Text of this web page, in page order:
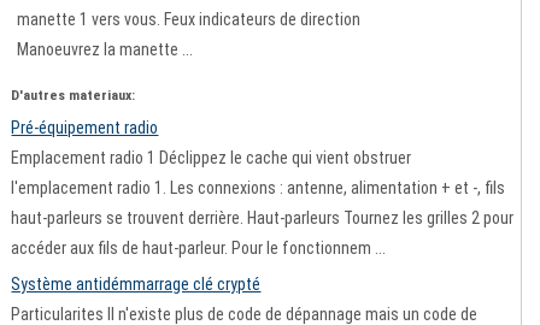
manette 1 vers vous. Feux indicateurs de direction
Manoeuvrez la manette ...
D'autres materiaux:
Pré-équipement radio
Emplacement radio 1 Déclippez le cache qui vient obstruer
l'emplacement radio 1. Les connexions : antenne, alimentation + et -, fils
haut-parleurs se trouvent derrière. Haut-parleurs Tournez les grilles 2 pour
accéder aux fils de haut-parleur. Pour le fonctionnem ...
Système antidémmarrage clé crypté
Particularites Il n'existe plus de code de dépannage mais un code de